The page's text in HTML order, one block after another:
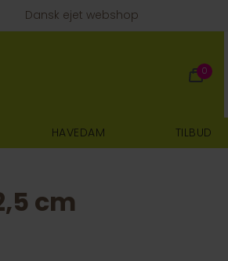
Dansk ejet webshop
0
HAVEDAM TILBUD
cm